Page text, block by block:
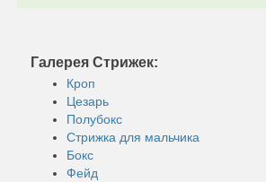
Галерея Стрижек:
Кроп
Цезарь
Полубокс
Стрижка для мальчика
Бокс
Фейд